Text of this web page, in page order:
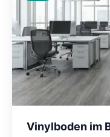
Vinylboden im